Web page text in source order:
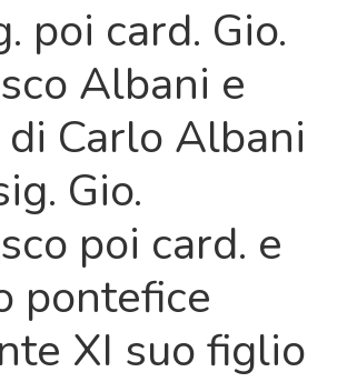
poi card. Gio.
Albani e
Carlo Albani
Gio.
poi card. e
pontefice
XI suo figlio